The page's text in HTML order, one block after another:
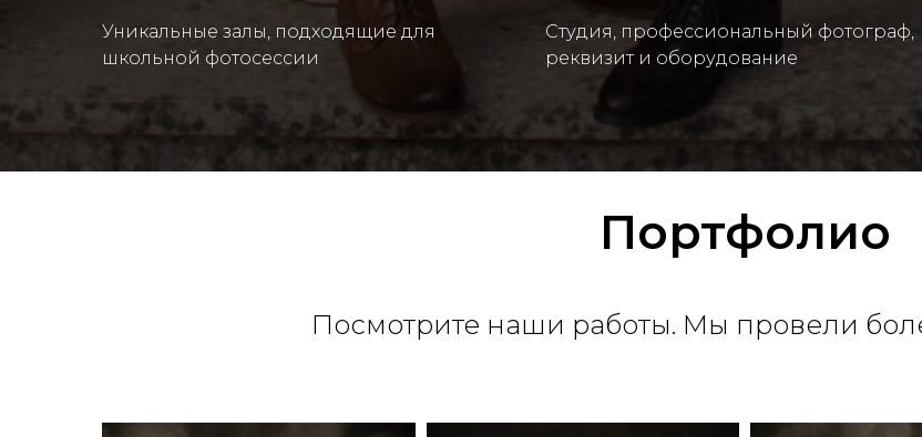
Уникальные залы, подходящие для
школьной фотосессии
Студия, профессиональный фотограф,
реквизит и оборудование
Портфолио
Посмотрите наши работы. Мы провели